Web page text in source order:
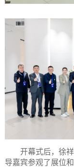
开幕式后，徐
导嘉宾参观了展位